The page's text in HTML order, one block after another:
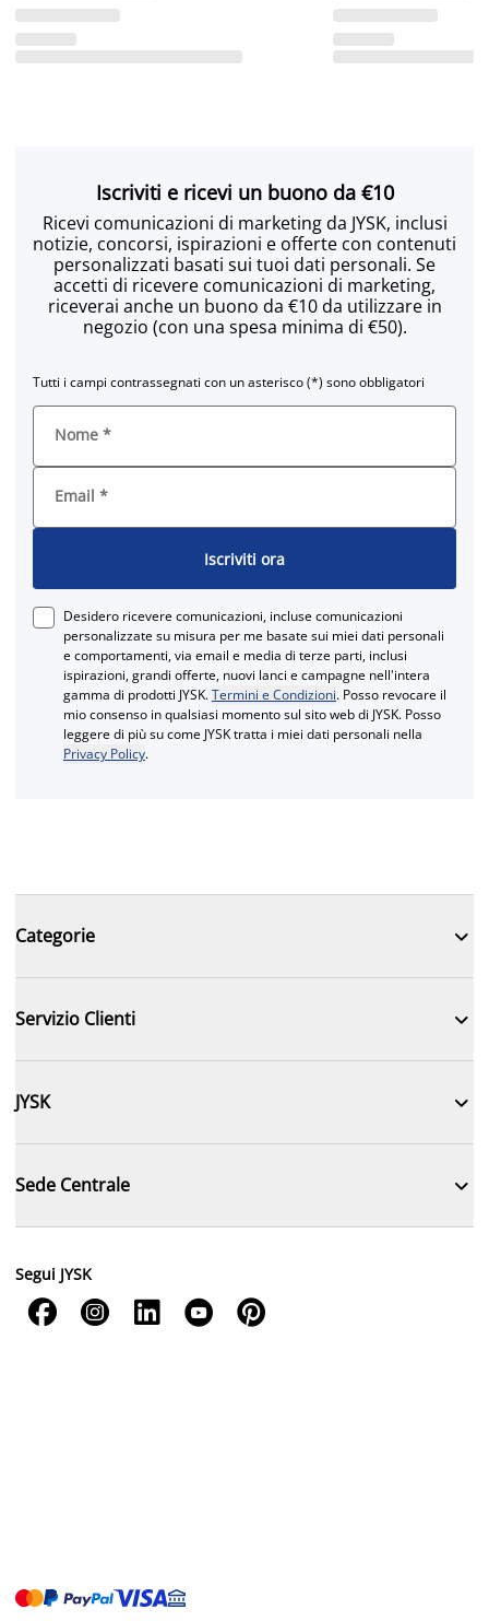
Iscriviti e ricevi un buono da €10
Ricevi comunicazioni di marketing da JYSK, inclusi
notizie, concorsi, ispirazioni e offerte con contenuti
personalizzati basati sui tuoi dati personali. Se
accetti di ricevere comunicazioni di marketing,
riceverai anche un buono da €10 da utilizzare in
negozio (con una spesa minima di €50).
Tutti i campi contrassegnati con un asterisco (*) sono obbligatori
Nome *
Email *
Iscriviti ora
Desidero ricevere comunicazioni, incluse comunicazioni
personalizzate su misura per me basate sui miei dati personali
e comportamenti, via email e media di terze parti, inclusi
ispirazioni, grandi offerte, nuovi lanci e campagne nell'intera
gamma di prodotti JYSK.Termini e Condizioni. Posso revocare il
mio consenso in qualsiasi momento sul sito web di JYSK. Posso
leggere di più su come JYSK tratta i miei dati personali nella
Privacy Policy.
Categorie 
Servizio Clienti 
JYSK 
Sede Centrale 
Segui JYSK
    